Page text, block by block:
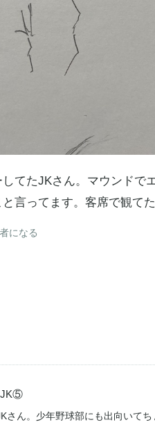
てたJKさん。マウンドで
言ってます。客席で観て
になる
JK⑤
さん。少年野球部にも出向いて